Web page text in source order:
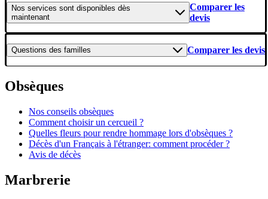
Nos services sont disponibles dès
maintenant
Comparer les
devis
Questions des familles Comparer les devis
Obsèques
Nos conseils obsèques
Comment choisir un cercueil ?
Quelles fleurs pour rendre hommage lors d'obsèques ?
Décès d'un Français à l'étranger: comment procéder ?
Avis de décès
Marbrerie